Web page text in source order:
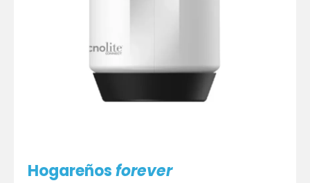
Hogareñosforever